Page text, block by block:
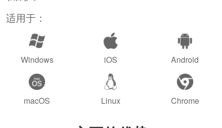
适用于：
Windows iOS Android
macOS Linux Chrome